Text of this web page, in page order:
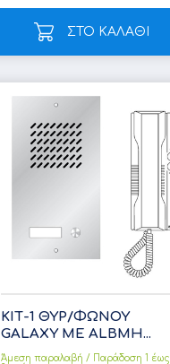
ΣΤΟ ΚΑΛΑΘΙ
ΚΙΤ-1 ΘΥΡ/ΦΩΝΟΥ
GALΑXY ΜΕ ALBMH...
Άμεση παραλαβή / Παράδoση 1 έως